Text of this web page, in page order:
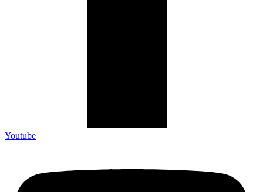
Youtube